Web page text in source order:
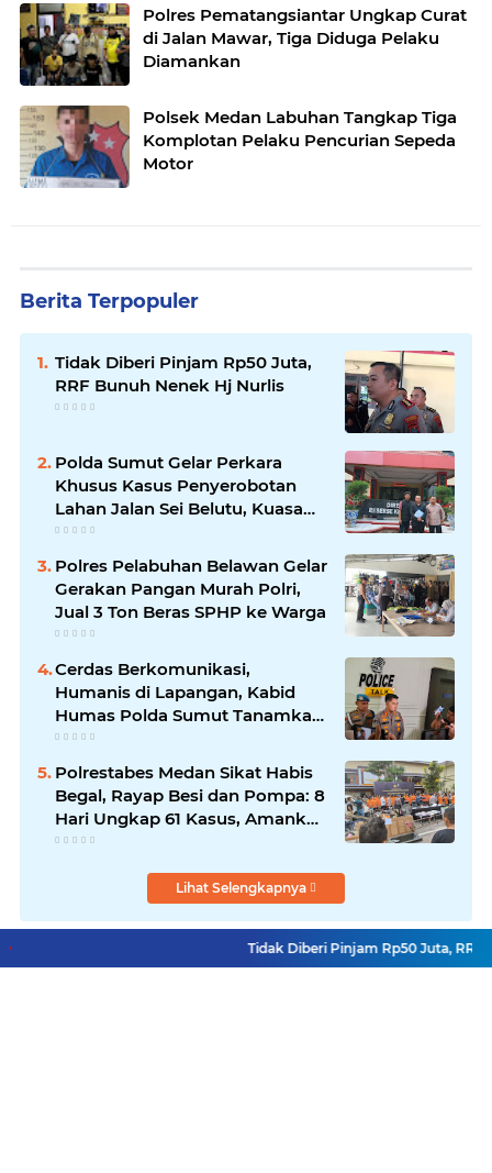
Polres Pematangsiantar Ungkap Curat
di Jalan Mawar, Tiga Diduga Pelaku
Diamankan
Polsek Medan Labuhan Tangkap Tiga
Komplotan Pelaku Pencurian Sepeda
Motor
Berita Terpopuler
Tidak Diberi Pinjam Rp50 Juta,
RRF Bunuh Nenek Hj Nurlis
Polda Sumut Gelar Perkara
Khusus Kasus Penyerobotan
Lahan Jalan Sei Belutu, Kuasa
Hukum Pelapor Minta Kasus
Dilanjutkan
Polres Pelabuhan Belawan Gelar
Gerakan Pangan Murah Polri,
Jual 3 Ton Beras SPHP ke Warga
Cerdas Berkomunikasi,
Humanis di Lapangan, Kabid
Humas Polda Sumut Tanamkan
Nilai Kehumasan pada Siswa
SPN Hinai
Polrestabes Medan Sikat Habis
Begal, Rayap Besi dan Pompa: 8
Hari Ungkap 61 Kasus, Amankan
87 Tersangka
Lihat Selengkapnya
Tidak Diberi Pinjam Rp50 Juta, RRF